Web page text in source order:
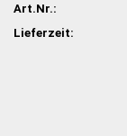
Art.Nr.:
Lieferzeit: